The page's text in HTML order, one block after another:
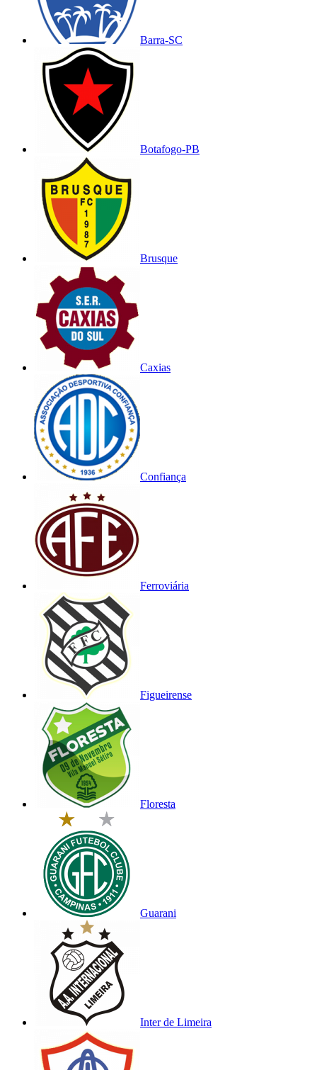
Barra-SC
Botafogo-PB
Brusque
Caxias
Confiança
Ferroviária
Figueirense
Floresta
Guarani
Inter de Limeira